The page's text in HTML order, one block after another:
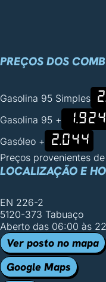
PREÇOS DOS
Gasolina 95 Simples
Gasolina 95 + 1.924
Gasóleo + 2.044
Preços provenientes de
LOCALIZAÇÃO E
EN 226-2
5120-373 Tabuaço
Aberto das 06:00 às
Ver posto no mapa
Google Maps